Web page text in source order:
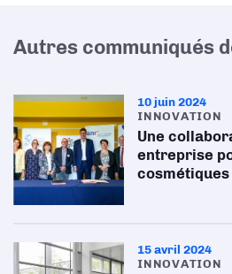
Autres communiqués
10 juin 2024
INNOVATION
Une
entreprise
cosmétiques
15 avril 2024
INNOVATION